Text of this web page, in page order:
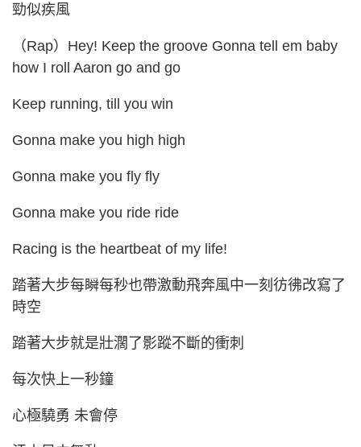
勁似疾風
（Rap）Hey! Keep the groove Gonna tell em baby
how I roll Aaron go and go
Keep running, till you win
Gonna make you high high
Gonna make you fly fly
Gonna make you ride ride
Racing is the heartbeat of my life!
踏著大步每瞬每秒也帶激動飛奔風中一刻彷彿改寫了
時空
踏著大步就是壯濶了影蹤不斷的衝刺
每次快上一秒鐘
心極驍勇 未會停